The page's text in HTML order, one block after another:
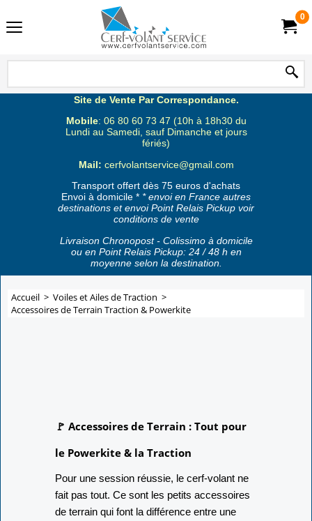
0
Site de Vente Par Correspondance.
Mobile: 06 80 60 73 47 (10h à 18h30 du
Lundi au Samedi, sauf Dimanche et jours
fériés)
Mail: cerfvolantservice@gmail.com
Transport offert dès 75 euros d'achats
Envoi à domicile * * envoi en France autres
destinations et envoi Point Relais Pickup voir
conditions de vente
Livraison Chronopost - Colissimo à domicile
ou en Point Relais Pickup: 24 / 48 h en
moyenne selon la destination.
Accueil > Voiles et Ailes de Traction >
Accessoires de Terrain Traction & Powerkite
🚩 Accessoires de Terrain : Tout pour
le Powerkite & la Traction
Pour une session réussie, le cerf-volant ne
fait pas tout. Ce sont les petits accessoires
de terrain qui font la différence entre une